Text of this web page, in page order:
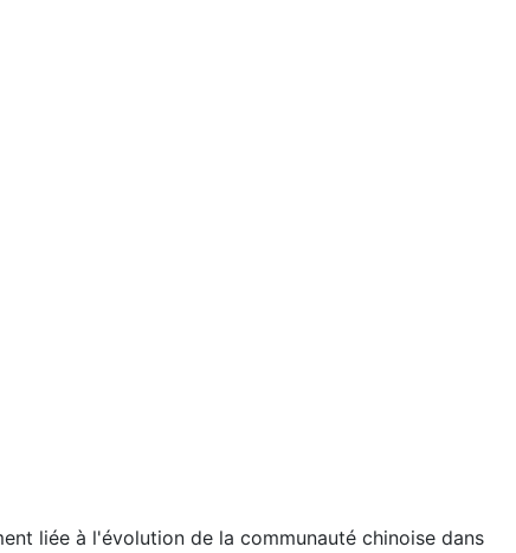
liée à l'évolution de la communauté chinoise dans